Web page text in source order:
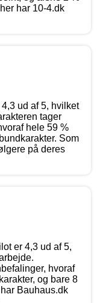
har 10-4.dk
ud af 5, hvilket
tager
hele 59 %
Som
på deres
er 4,3 ud af 5,
hvoraf
og bare 8
Bauhaus.dk